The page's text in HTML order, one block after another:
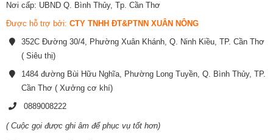
Nơi cấp: UBND Q. Bình Thủy, Tp. Cần Thơ
Được hỗ trợ bởi: CTY TNHH ĐT&PTNN XUÂN NÔNG
352C Đường 30/4, Phường Xuân Khánh, Q. Ninh Kiều, TP. Cần Thơ
( Siêu thị)
1484 đường Bùi Hữu Nghĩa, Phường Long Tuyền, Q. Bình Thủy, TP.
Cần Thơ ( Xưởng cơ khí)
0889008222
( Cuộc gọi được ghi âm để phục vụ tốt hơn)